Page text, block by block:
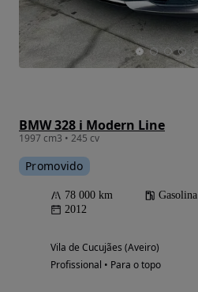
BMW 328 i Modern Line
1997 cm3 • 245 cv
Promovido
78 000 km Gasolina
2012
Vila de Cucujães (Aveiro)
Profissional • Para o topo